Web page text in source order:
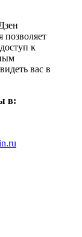
позволяет
к
вас в
в: